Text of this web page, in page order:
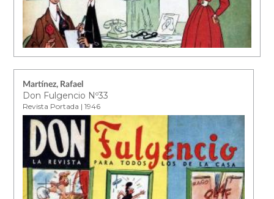
Martínez, Rafael
Don Fulgencio Nº33
Revista Portada | 1946